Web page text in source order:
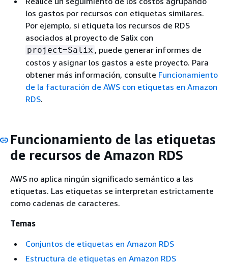
los gastos por recursos con etiquetas similares.
Por ejemplo, si etiqueta los recursos de RDS
asociados al proyecto de Salix con
project=Salix , puede generar informes de
costos y asignar los gastos a este proyecto. Para
obtener más información, consulte Funcionamiento
de la facturación de AWS con etiquetas en Amazon
RDS.
Funcionamiento de las etiquetas
de recursos de Amazon RDS
AWS no aplica ningún significado semántico a las
etiquetas. Las etiquetas se interpretan estrictamente
como cadenas de caracteres.
Temas
Conjuntos de etiquetas en Amazon RDS
Estructura de etiquetas en Amazon RDS